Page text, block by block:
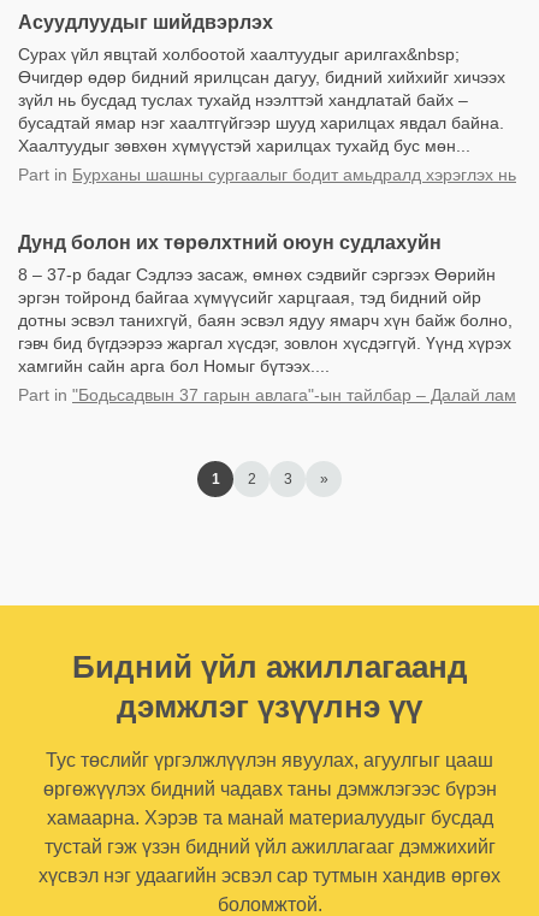
Асуудлуудыг шийдвэрлэх
Сурах үйл явцтай холбоотой хаалтуудыг арилгах&nbsp;
Өчигдөр өдөр бидний ярилцсан дагуу, бидний хийхийг хичээх
зүйл нь бусдад туслах тухайд нээлттэй хандлатай байх –
бусадтай ямар нэг хаалтгүйгээр шууд харилцах явдал байна.
Хаалтуудыг зөвхөн хүмүүстэй харилцах тухайд бус мөн...
Part in Бурханы шашны сургаалыг бодит амьдралд хэрэглэх нь
Дунд болон их төрөлхтний oюун судлахуйн
8 – 37-р бадаг Сэдлээ засаж, өмнөх сэдвийг сэргээх Өөрийн
эргэн тойронд байгаа хүмүүсийг харцгаая, тэд бидний ойр
дотны эсвэл танихгүй, баян эсвэл ядуу ямарч хүн байж болно,
гэвч бид бүгдээрээ жаргал хүсдэг, зовлон хүсдэггүй. Үүнд хүрэх
хамгийн сайн арга бол Номыг бүтээх....
Part in "Бодьсадвын 37 гарын авлага"-ын тайлбар – Далай лам
1 2 3 »
Бидний үйл ажиллагаанд
дэмжлэг үзүүлнэ үү
Тус төслийг үргэлжлүүлэн явуулах, агуулгыг цааш
өргөжүүлэх бидний чадавх таны дэмжлэгээс бүрэн
хамаарна. Хэрэв та манай материалуудыг бусдад
тустай гэж үзэн бидний үйл ажиллагааг дэмжихийг
хүсвэл нэг удаагийн эсвэл сар тутмын хандив өргөх
боломжтой.